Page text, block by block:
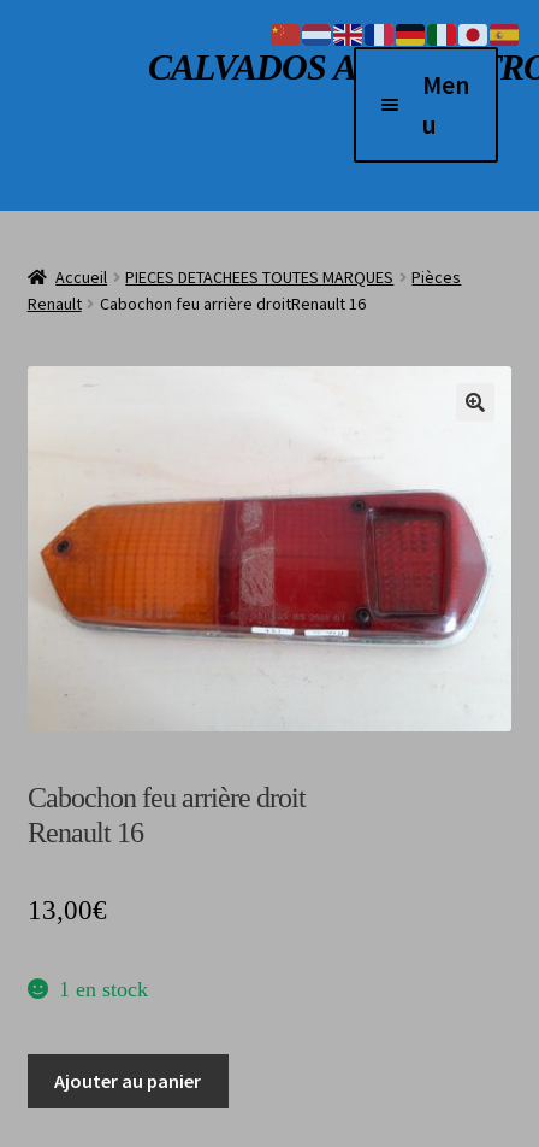
Aller à la navigation
Aller au contenu
CALVADOS AUTOMen
u
2 Roues
Contact
CGV
Accueil PIECES DETACHEES TOUTES MARQUES
Pièces
Renault
Cabochon feu arrière droitRenault 16
Cabochon feu arrière droit
Renault 16
13,00€
1 en stock
Ajouter au panier